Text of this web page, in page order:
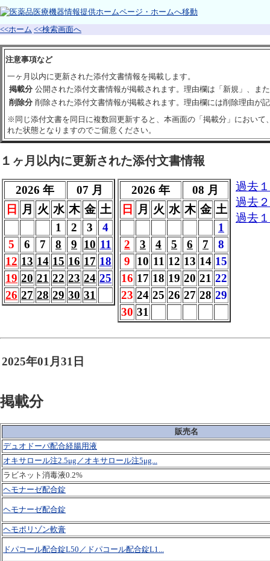
<<ホーム <<検索画面へ
注意事項など
一ヶ月以内に更新された添付文書情報を掲載します。
掲載分 公開された添付文書情報が掲載されます。理由欄は「新規」、ま
削除分 削除された添付文書情報が掲載されます。理由欄には削除理由が
※同じ添付文書を同日に複数回更新すると、本画面の「掲載分」におい
れた状態となりますのでご留意ください。
１ヶ月以内に更新された添付文書情報
2026 年
07 月
日
月 火 水 木 金 土
1
2 3
4
5
6 7 8 9 10 11
12 13 14 15 16 17 18
19 20 21 22 23 24 25
26 27 28 29 30 31
2026 年
08 月
日
月 火 水 木 金 土
1
2
3 4 5 6 7
8
9
10 11 12 13 14 15
16 17 18 19 20 21 22
23 24 25 26 27 28 29
30 31
過去
過去
過去
2025年01月31日
掲載分
販売名
デュオドーパ配合経腸用液
オキサロール注2.5μg／オキサロール注5μg...
ラビネット消毒液0.2%
ヘモナーゼ配合錠
ヘモナーゼ配合錠
ヘモポリゾン軟膏
ドパコール配合錠L50／ドパコール配合錠L1...